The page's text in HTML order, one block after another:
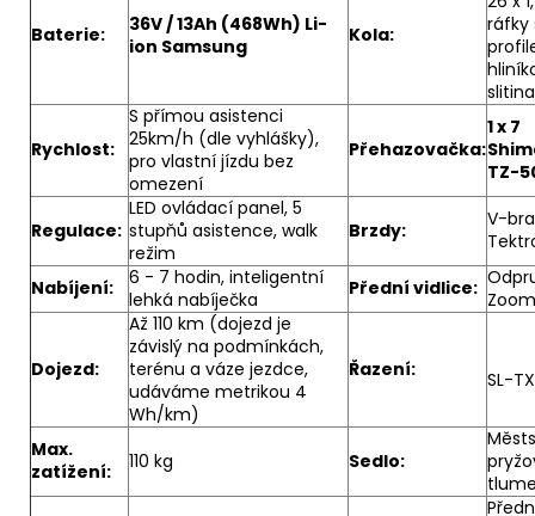
Baterie:
36V / 13Ah (468Wh) Li-
ion Samsung
Kola:
ráfky
slitina
Rychlost:
S přímou asistenci
25km/h (dle vyhlášky),
pro vlastní jízdu bez
omezení
Přehazovačka:
1 x 7
TZ-
Regulace:
LED ovládací panel, 5
stupňů asistence, walk
režim
Brzdy:
V-
Nabíjení:
6 - 7 hodin, inteligentní
lehká nabíječka
Přední vidlice: Zoom
Dojezd:
Až 110 km (dojezd je
závislý na podmínkách,
terénu a váze jezdce,
udáváme metrikou 4
Wh/km)
Řazení: SL-
Max.
zatížení:
110 kg Sedlo: